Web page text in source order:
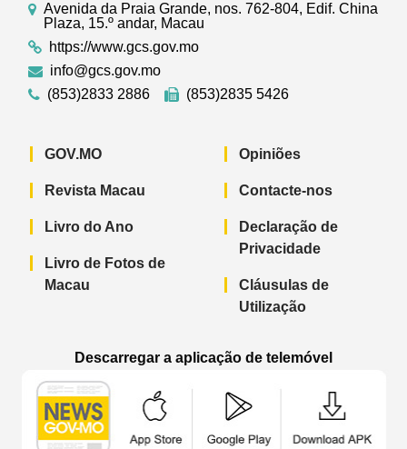
Avenida da Praia Grande, nos. 762-804, Edif. China
Plaza, 15.º andar, Macau
https://www.gcs.gov.mo
info@gcs.gov.mo
(853)2833 2886
(853)2835 5426
GOV.MO
Revista Macau
Livro do Ano
Livro de Fotos de
Macau
Opiniões
Contacte-nos
Declaração de
Privacidade
Cláusulas de
Utilização
Descarregar a aplicação de telemóvel